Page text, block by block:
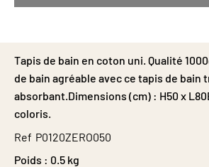
Tapis de bain en coton uni. Qualité
de bain agréable avec ce tapis de bain
absorbant.Dimensions (cm) : H50 x
coloris.
Ref P0120ZERO050
Poids : 0.5 kg